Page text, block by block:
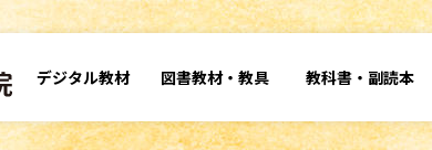
デジタル教材 図書教材・教具 教科書・ 副読本